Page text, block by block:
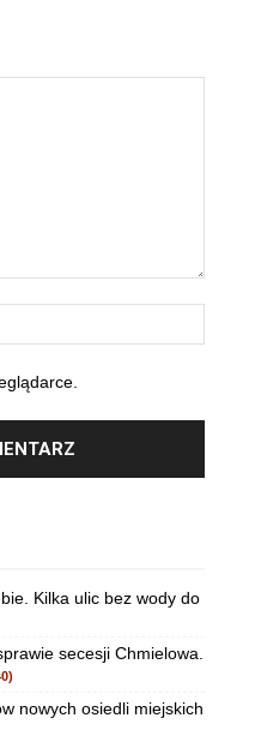
Kilka ulic bez wody do
secesji Chmielowa.
nowych osiedli miejskich